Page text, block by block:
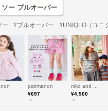
ソー プルオーバー
ー #プルオーバー #UNIQLO（ユニ
pairmanon
¥697
.st
niko and ...
¥4,500
.st